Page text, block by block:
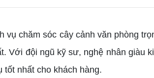
chăm sóc cây cảnh văn phòng
Với đội ngũ kỹ sư, nghệ nhân giàu
tốt nhất cho khách hàng.